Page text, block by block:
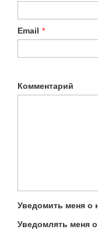
Email *
Комментарий
Уведомить меня о
Уведомлять меня